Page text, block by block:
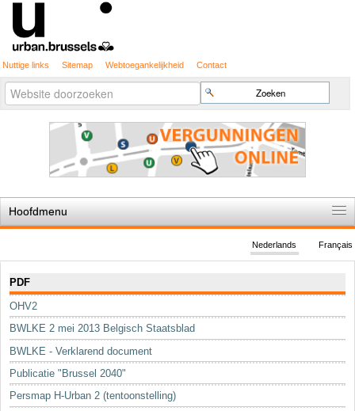
Nuttige links Sitemap Webtoegankelijkheid Contact
Zoek
Geavanceerd
zoeken...
Hoofdmenu
De spelregels
Stedenbouwkundige vergunning
Cartografie
Studies en publicaties
Sleutelwoorden
Stedenbouwkundige inlichtingen
Français
Nederlands
PDF
OHV2
BWLKE 2 mei 2013 Belgisch Staatsblad
BWLKE - Verklarend document
Publicatie "Brussel 2040"
Persmap H-Urban 2 (tentoonstelling)